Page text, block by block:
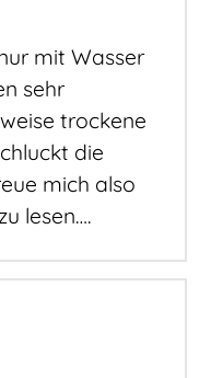
mit Wasser
sehr
trockene
die
mich also
lesen….